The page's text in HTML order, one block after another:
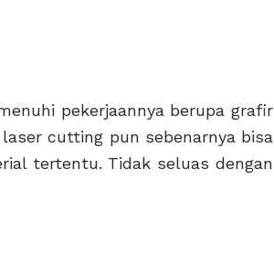
pekerjaannya berupa grafir
cutting pun sebenarnya bisa
tertentu. Tidak seluas dengan